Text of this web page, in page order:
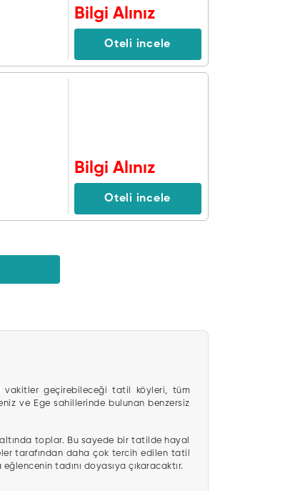
Bilgi Alınız
Oteli incele
Bilgi Alınız
Oteli incele
vakitler geçirebileceği tatil köyleri, tüm
ve Ege sahillerinde bulunan benzersiz
toplar. Bu sayede bir tatilde hayal
tarafından daha çok tercih edilen tatil
tadını doyasıya çıkaracaktır.